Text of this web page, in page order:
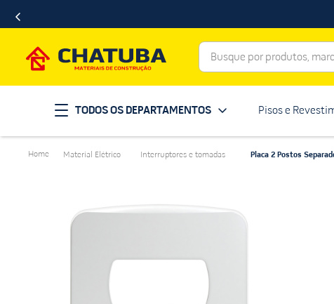
Busque por produtos, marcas
TODOS OS DEPARTAMENTOS Pisos e
Material Elétrico Interruptores e tomadas Placa 2 Postos
1º porcelanato
2º telha
5º tinta
7º